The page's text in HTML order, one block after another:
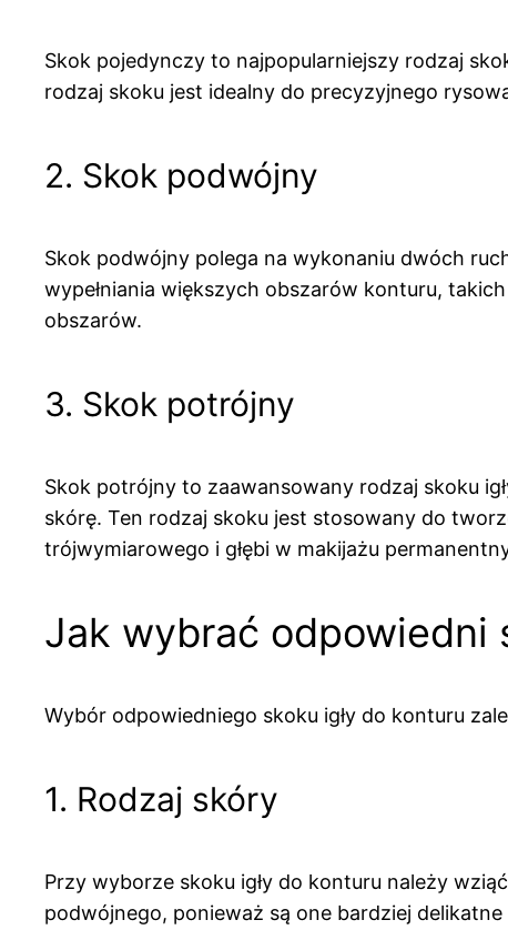
Skok pojedynczy to najpopularniejszy rodzaj
rodzaj skoku jest idealny do precyzyjnego
2. Skok podwójny
Skok podwójny polega na wykonaniu dwóch
wypełniania większych obszarów konturu,
obszarów.
3. Skok potrójny
Skok potrójny to zaawansowany rodzaj skoku
skórę. Ten rodzaj skoku jest stosowany do
trójwymiarowego i głębi w makijażu
Jak wybrać odpowiedni
Wybór odpowiedniego skoku igły do konturu
1. Rodzaj skóry
Przy wyborze skoku igły do konturu należy
podwójnego, ponieważ są one bardziej